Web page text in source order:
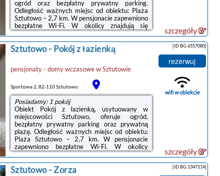
ogród oraz bezpłatny prywatny parking.
Odległość ważnych miejsc od obiektu: Plaża
Sztutowo – 2,7 km. W pensjonacie zapewniono
bezpłatne Wi-Fi. W okolicy znajdują się
ciekawe miejsca takie jak: Jezioro Drużno ( 48
km), Gdańsk Lipce ( 48 km). Obiekt jest
idealnym wyborem dla niepalących. Odległość
ważnych miejsc od obiektu: Kanał Elbląski –
obiekcie zapewniono szafę, telewizor z płaskim
ekranem i prywatną łazienkę. W każdym
pokoju znajduje się prywatna ...
szczegóły
Sztutowo- Pokój z łazienką
pensjonaty - domy wczasowewSztutowie
Sportowa 2, 82-110 Sztutowo
Posiadamy: 1 pokój
Obiekt Pokój z łazienką, usytuowany w
miejscowości Sztutowo, oferuje ogród,
bezpłatny prywatny parking oraz prywatną
plażę. Odległość ważnych miejsc od obiektu:
Plaża Sztutowo – 2,7 km. W pensjonacie
zapewniono bezpłatne Wi-Fi. W okolicy
znajdują się ciekawe miejsca takie jak: Jezioro
Drużno ( 48 km), Gdańsk Lipce ( 48 km).
Obiekt jest idealnym wyborem dla
[ID BG.6557080]
rezerwuj
wifi w obiekcie
szczegóły
Sztutowo-Zorza [ID BG.1347114]